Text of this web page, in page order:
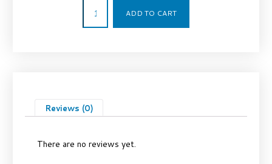
ADD TO CART
Reviews (0)
There are no reviews yet.